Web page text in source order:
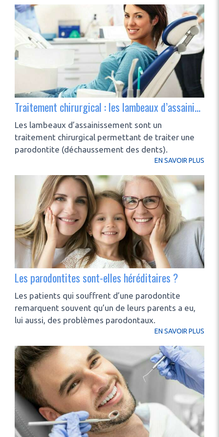
Traitement chirurgical : les lambeaux d’assainissement
Les lambeaux d’assainissement sont un
traitement chirurgical permettant de traiter une
parodontite (déchaussement des dents).
EN SAVOIR PLUS
Les parodontites sont-elles héréditaires ?
Les patients qui souffrent d’une parodontite
remarquent souvent qu’un de leurs parents a eu,
lui aussi, des problèmes parodontaux.
EN SAVOIR PLUS